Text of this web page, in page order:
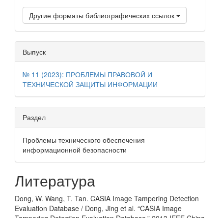
Другие форматы библиографических ссылок
Выпуск
№ 11 (2023): ПРОБЛЕМЫ ПРАВОВОЙ И
ТЕХНИЧЕСКОЙ ЗАЩИТЫ ИНФОРМАЦИИ
Раздел
Проблемы технического обеспечения
информационной безопасности
Литература
Dong, W. Wang, T. Tan. CASIA Image Tampering Detection
Evaluation Database / Dong, Jing et al. “CASIA Image